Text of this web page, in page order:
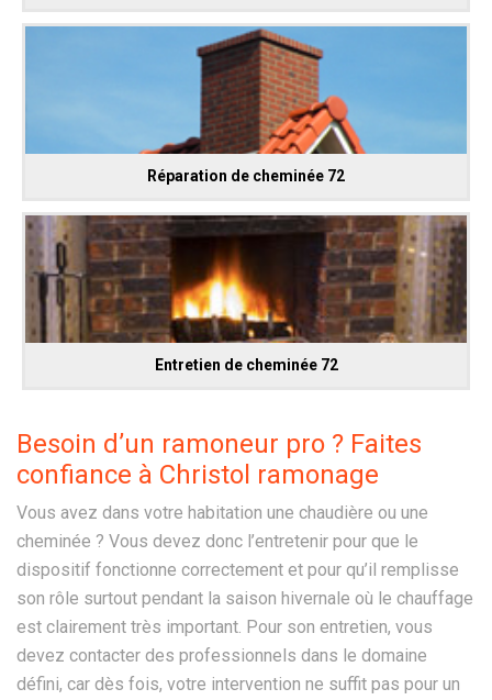
Réparation de cheminée 72
Entretien de cheminée 72
Besoin d’un ramoneur pro ? Faites
confiance à Christol ramonage
Vous avez dans votre habitation une chaudière ou une
cheminée ? Vous devez donc l’entretenir pour que le
dispositif fonctionne correctement et pour qu’il remplisse
son rôle surtout pendant la saison hivernale où le chauffage
est clairement très important. Pour son entretien, vous
devez contacter des professionnels dans le domaine
défini, car dès fois, votre intervention ne suffit pas pour un